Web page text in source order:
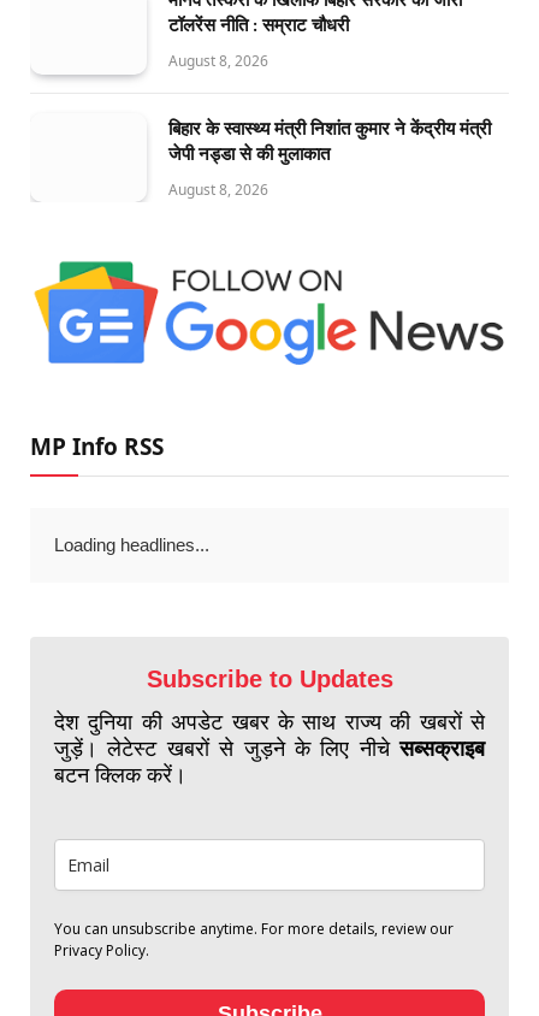
टॉलरेंस नीति : सम्राट चौधरी
August 8, 2026
बिहार के स्वास्थ्य मंत्री निशांत कुमार ने केंद्रीय मंत्री
जेपी नड्डा से की मुलाकात
August 8, 2026
MP Info RSS
Loading headlines...
Subscribe to Updates
देश दुनिया की अपडेट खबर के साथ राज्य की खबरों से
जुड़ें। लेटेस्ट खबरों से जुड़ने के लिए नीचेसब्सक्राइब
बटन क्लिक करें।
You can unsubscribe anytime. For more details, review our
Privacy Policy.